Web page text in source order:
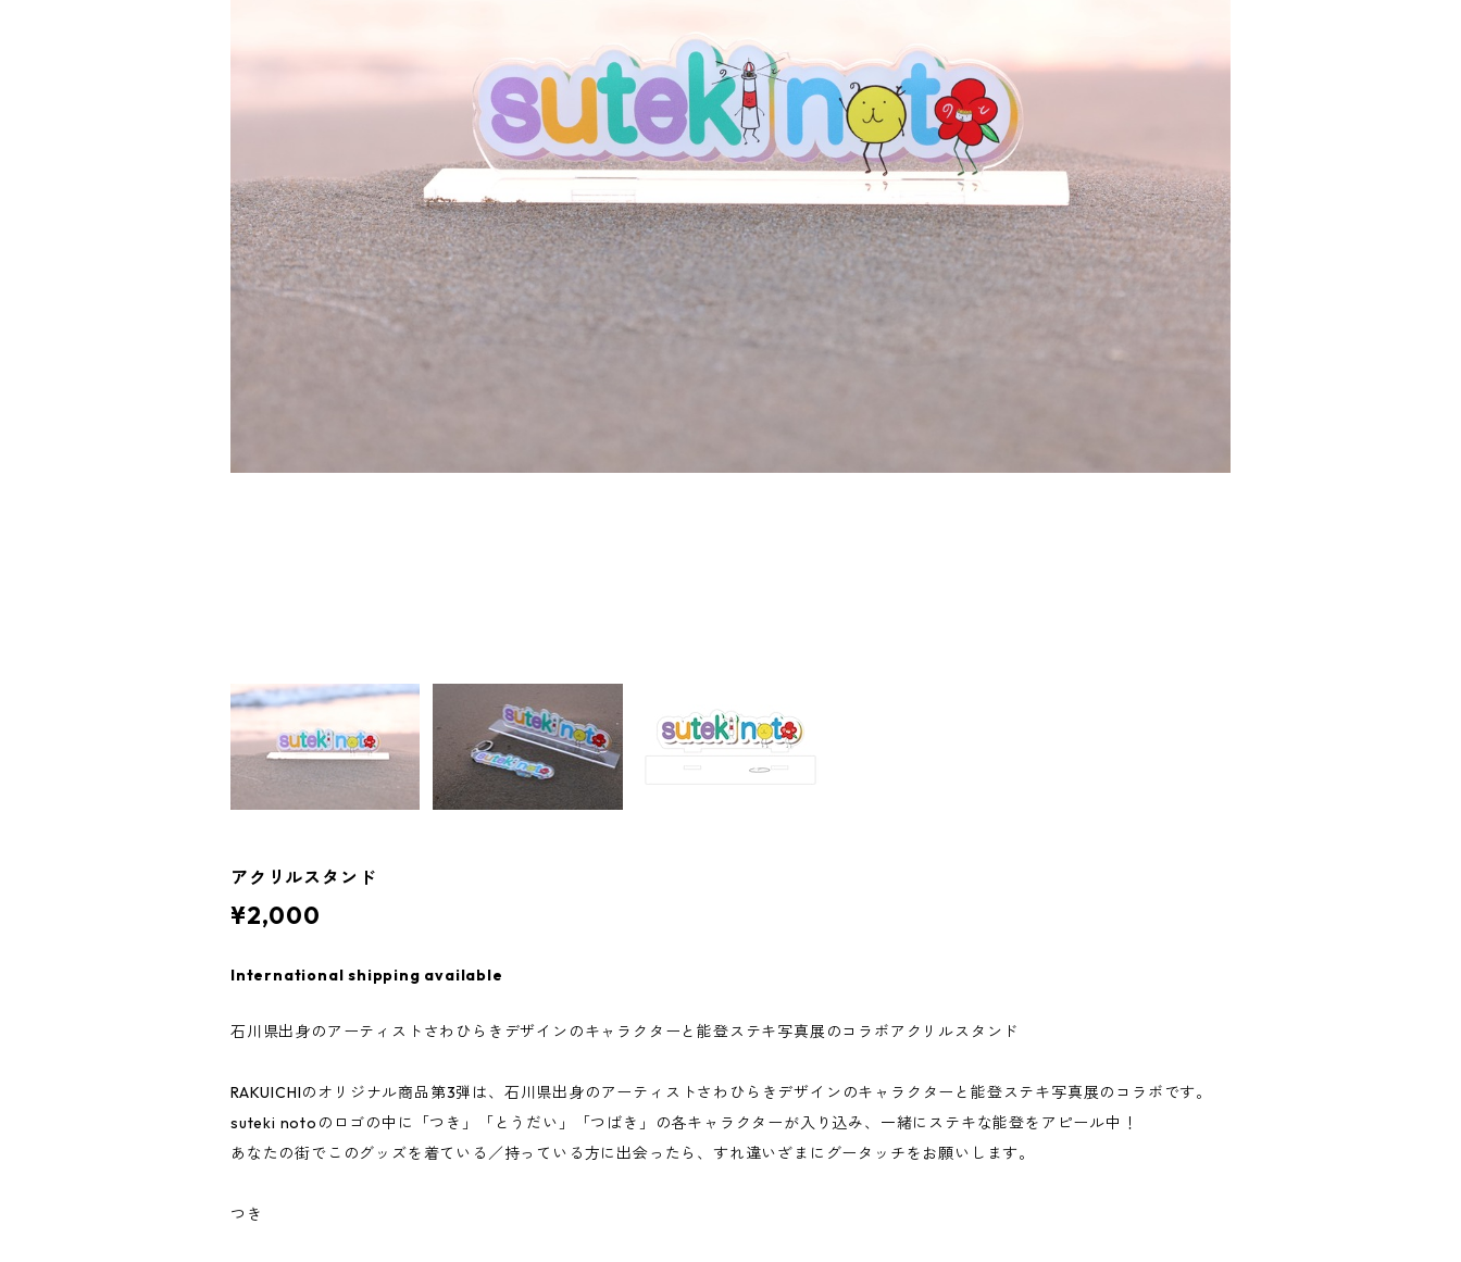
アクリルスタンド
¥2,000
International shipping available
石川県出身のアーティストさわひらきデザインのキャラクターと能登ステキ写真展のコラボアクリルスタンド
RAKUICHIのオリジナル商品第3弾は、石川県出身のアーティストさわひらきデザインのキャラクターと能登ステキ写真展のコラボです。
suteki notoのロゴの中に「つき」「とうだい」「つばき」の各キャラクターが入り込み、一緒にステキな能登をアピール中！
あなたの街でこのグッズを着ている／持っている方に出会ったら、すれ違いざまにグータッチをお願いします。
つき